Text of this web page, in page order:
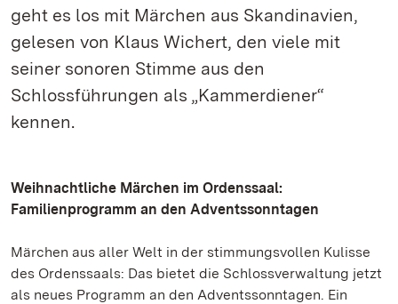
geht es los mit Märchen aus Skandinavien,
gelesen von Klaus Wichert, den viele mit
seiner sonoren Stimme aus den
Schlossführungen als „Kammerdiener“
kennen.
Weihnachtliche Märchen im Ordenssaal:
Familienprogramm an den Adventssonntagen
Märchen aus aller Welt in der stimmungsvollen Kulisse
des Ordenssaals: Das bietet die Schlossverwaltung jetzt
als neues Programm an den Adventssonntagen. Ein